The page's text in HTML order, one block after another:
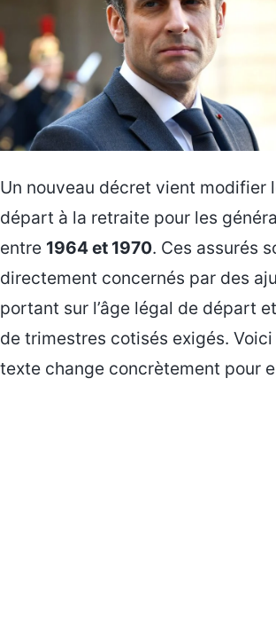
Un nouveau décret vient modifier
départ à la retraite pour les
entre 1964 et 1970. Ces assurés
directement concernés par des
portant sur l’âge légal de départ
de trimestres cotisés exigés.
texte change concrètement pour